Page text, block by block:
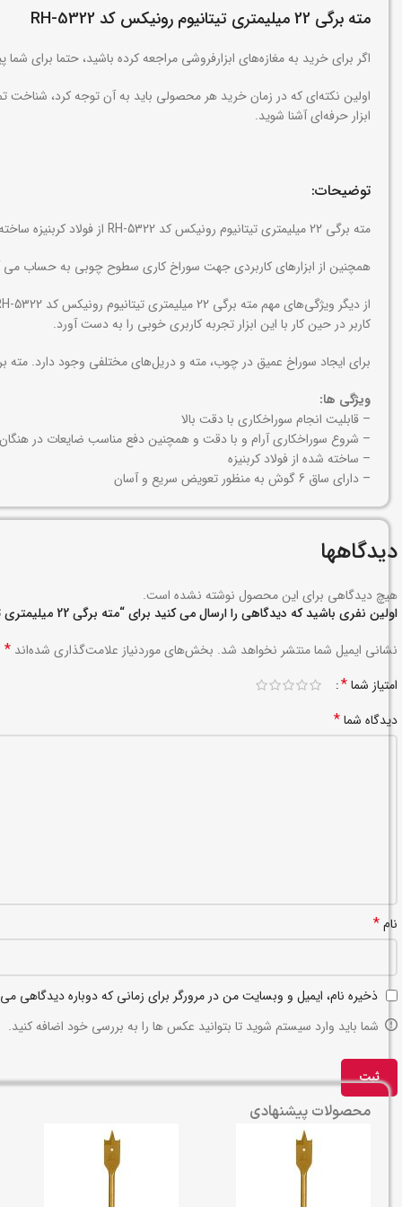
مته برگی 22 میلیمتری تیتانیوم رونیکس کد RH-5322
اگر برای خرید به مغازه‌های ابزارفروشی مراجعه کرده باشید، حتما برای
ابزار حرفه‌ای آشنا شوید.
توضیحات:
مته برگی 22 میلیمتری تیتانیوم رونیکس کد RH-5322 از فولاد کربنیزه ساخته شده که دوام بالایی در حین کاربری برای کاربر فراهم می‌کند.
همچنین از ابزارهای کاربردی جهت سوراخ کاری سطوح چوبی به حساب می آید. سایز این مته 22 میلی متر بوده و دارای ساق 6 گوش به منظور تعویض سریع و
کاربر در حین کار با این ابزار تجربه کاربری خوبی را به دست آورد.
برای ایجاد سوراخ عمیق در چوب، مته و دریل‌های مختلفی وجود دارد.
ویژگی ها:
– قابلیت انجام سوراخکاری با دقت بالا
– شروع سوراخکاری آرام و با دقت و همچنین دفع مناسب ضایعات در
– ساخته شده از فولاد کربنیزه
– دارای ساق 6 گوش به منظور تعویض سریع و آسان
دیدگاهها
هیچ دیدگاهی برای این محصول نوشته نشده است.
اولین نفری باشید که دیدگاهی را ارسال می کنید برای “مته برگی 22 میلیمتری تیتانیوم رونیکس کد RH-5322”
نشانی ایمیل شما منتشر نخواهد شد. بخش‌های موردنیاز علامت‌گذاری شده‌اند *
امتیاز شما*
دیدگاه شما*
نام*
ذخیره نام، ایمیل و وبسایت من در مرورگر برای زمانی که دوباره دیدگاهی
شما باید وارد سیستم شوید تا بتوانید عکس ها را به بررسی خود اضافه کنید.
محصولات پیشنهادی